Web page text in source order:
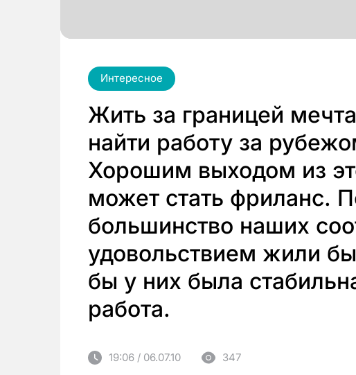
Интересное
Жить за границей
найти работу за
Хорошим выходом из
может стать фриланс.
большинство наших
удовольствием жили
бы у них была
работа.
19:06 / 06.07.10 347